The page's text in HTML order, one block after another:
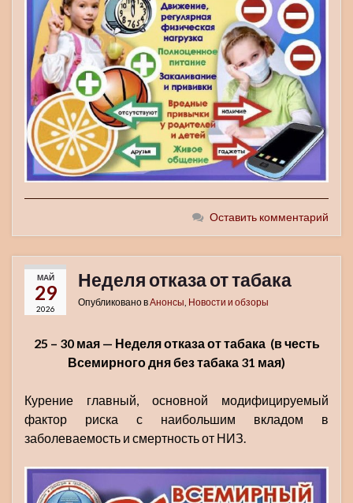
Оставить комментарий
МАЙ
29
2026
Неделя отказа от табака
Опубликовано вАнонсы, Новости и обзоры
25 – 30 мая — Неделя отказа от табака (в честь
Всемирного дня без табака 31 мая)
Курение главный, основной модифицируемый
фактор риска с наибольшим вкладом в
заболеваемость и смертность от НИЗ.